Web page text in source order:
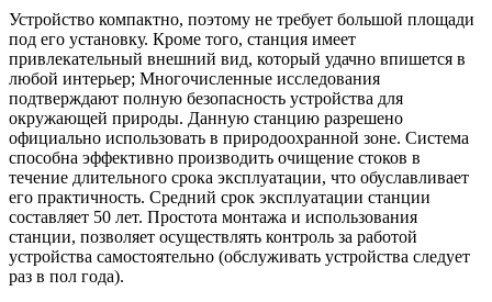
Устройство компактно, поэтому не требует большой площади
под его установку. Кроме того, станция имеет
привлекательный внешний вид, который удачно впишется в
любой интерьер; Многочисленные исследования
подтверждают полную безопасность устройства для
окружающей природы. Данную станцию разрешено
официально использовать в природоохранной зоне. Система
способна эффективно производить очищение стоков в
течение длительного срока эксплуатации, что обуславливает
его практичность. Средний срок эксплуатации станции
составляет 50 лет. Простота монтажа и использования
станции, позволяет осуществлять контроль за работой
устройства самостоятельно (обслуживать устройства следует
раз в пол года).